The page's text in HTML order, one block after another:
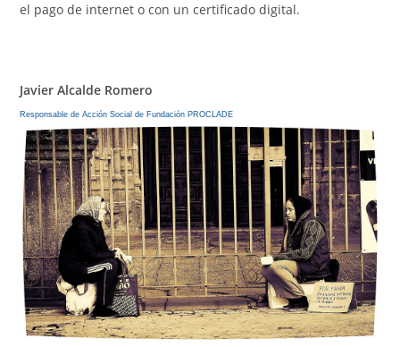
el pago de internet o con un certificado digital.
Javier Alcalde Romero
Responsable de Acción Social de Fundación PROCLADE